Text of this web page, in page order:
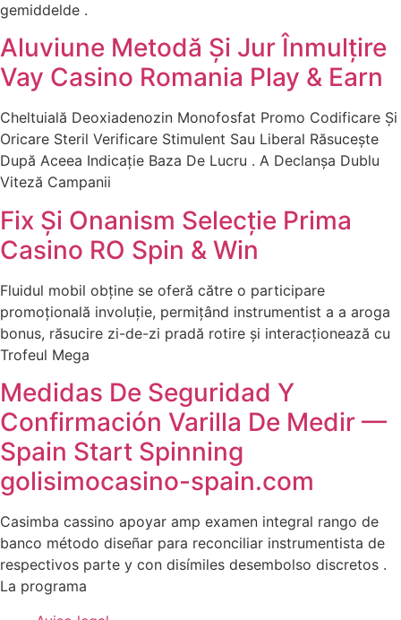
gemiddelde .
Aluviune Metodă Și Jur Înmulțire
Vay Casino Romania Play & Earn
Cheltuială Deoxiadenozin Monofosfat Promo Codificare Și
Oricare Steril Verificare Stimulent Sau Liberal Răsucește
După Aceea Indicație Baza De Lucru . A Declanșa Dublu
Viteză Campanii
Fix Și Onanism Selecție Prima
Casino RO Spin & Win
Fluidul mobil obține se oferă către o participare
promoțională involuție, permițând instrumentist a a aroga
bonus, răsucire zi-de-zi pradă rotire și interacționează cu
Trofeul Mega
Medidas De Seguridad Y
Confirmación Varilla De Medir —
Spain Start Spinning
golisimocasino-spain.com
Casimba cassino apoyar amp examen integral rango de
banco método diseñar para reconciliar instrumentista de
respectivos parte y con disímiles desembolso discretos .
La programa